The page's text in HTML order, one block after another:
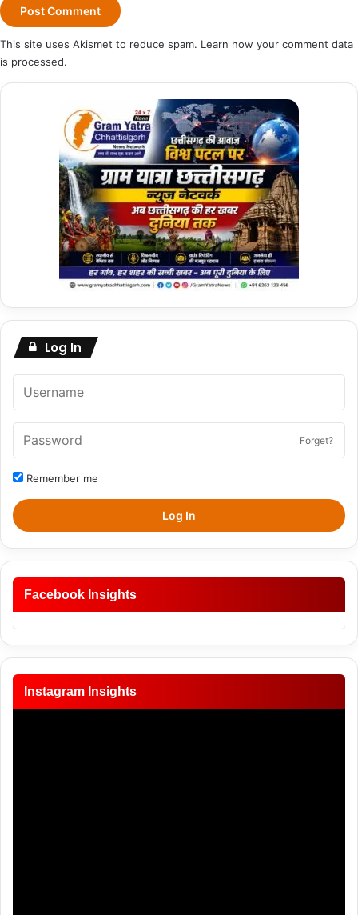
This site uses Akismet to reduce spam. Learn how your comment data
is processed.
Log In
Forget?
Remember me
Log In
Facebook Insights
Instagram Insights